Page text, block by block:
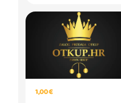
1,00 €